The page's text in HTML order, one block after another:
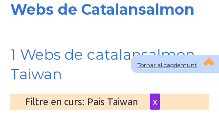
Tornar al capdemunt
Webs de Catalansalmon
1 Webs de catalansalmon
Taiwan
Filtre en curs: Pais Taiwan x